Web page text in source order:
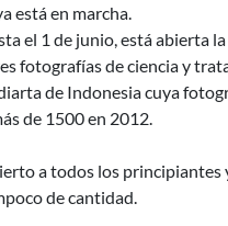
está en marcha.
el 1 de junio, está abierta
fotografías de ciencia y
de Indonesia cuya
de 1500 en 2012.
a todos los principiantes
de cantidad.